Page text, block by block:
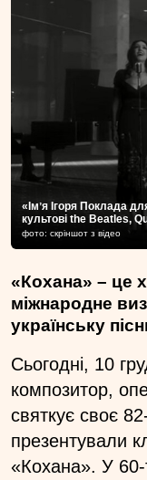
«Імʼя Ігоря Поклада
культові the Beatles,
фото: скріншот з відео
«Кохана» – це
міжнародне
українську
Сьогодні, 10
композитор,
святкує своє
презентували
«Кохана». У 60-